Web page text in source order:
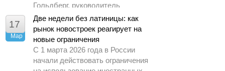
Гольдберг, руководитель
аналитического центра ДОМ.РФ.
17
Мар
Две недели без латиницы: как
рынок новостроек реагирует на
новые ограничения
С 1 марта 2026 года в России
начали действовать ограничения